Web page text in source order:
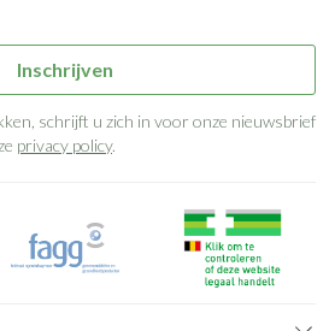
Inschrijven
schrijft u zich in voor onze nieuwsbrief
privacy policy.